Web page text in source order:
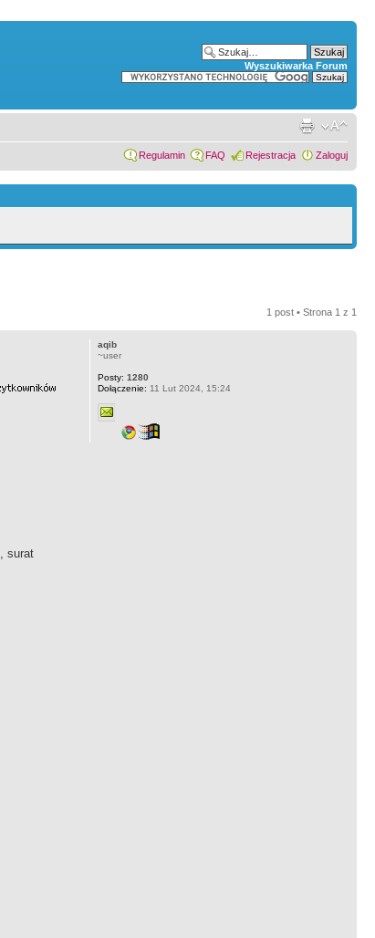
Wyszukiwarka Forum
Regulamin FAQ Rejestracja Zaloguj
1 post • Strona 1 z 1
surat
aqib
~user
Posty: 1280
Dołączenie: 11 Lut 2024, 15:24